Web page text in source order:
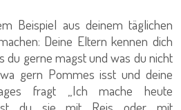
Beispiel aus deinem täglichen
Deine Eltern kennen dich
du gerne magst und was du nicht
gern Pommes isst und deine
fragt „Ich mache heute